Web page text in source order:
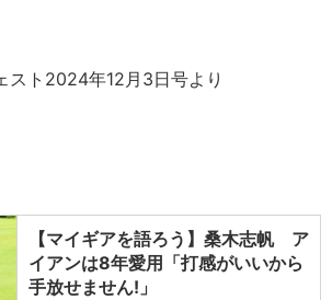
スト2024年12月3日号より
【マイギアを語ろう】桑木志帆 ア
イアンは8年愛用「打感がいいから
手放せません!」